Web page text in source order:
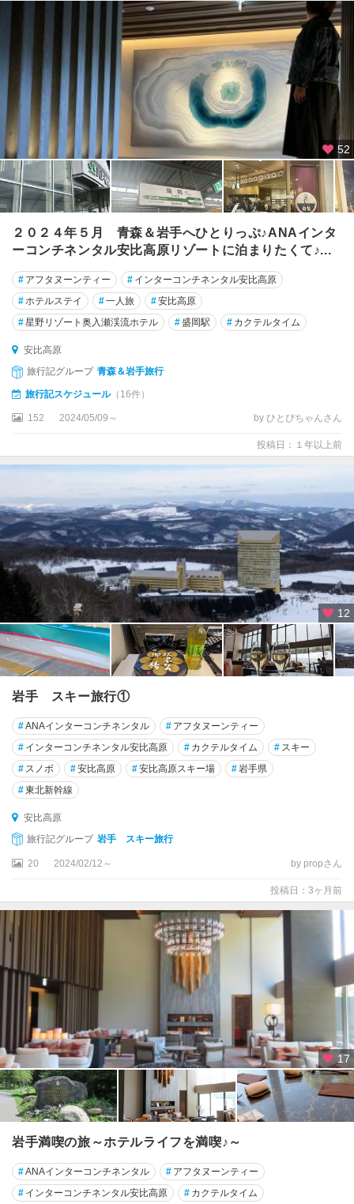
52
２０２４年５月 青森＆岩手へひとりっぷ♪ANAインタ
ーコンチネンタル安比高原リゾートに泊まりたくて♪...
# アフタヌーンティー # インターコンチネンタル安比高原
#ホテルステイ #一人旅 #安比高原
#星野リゾート奥入瀬渓流ホテル #盛岡駅 # カクテルタイム
安比高原
旅行記グループ 青森＆岩手旅行
旅行記スケジュール（16件）
152 2024/05/09～ by ひとぴちゃんさん
投稿日：１年以上前
12
岩手 スキー旅行①
#ANAインターコンチネンタル # アフタヌーンティー
# インターコンチネンタル安比高原 # カクテルタイム # スキー
# スノボ #安比高原 #安比高原スキー場 #岩手県
#東北新幹線
安比高原
旅行記グループ 岩手 スキー旅行
20 2024/02/12～ by propさん
投稿日：3ヶ月前
17
岩手満喫の旅～ホテルライフを満喫♪～
#ANAインターコンチネンタル # アフタヌーンティー
# インターコンチネンタル安比高原 # カクテルタイム